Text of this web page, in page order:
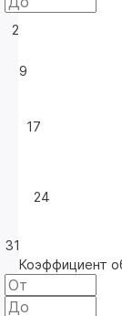
2
9
17
24
31
Коэффициент